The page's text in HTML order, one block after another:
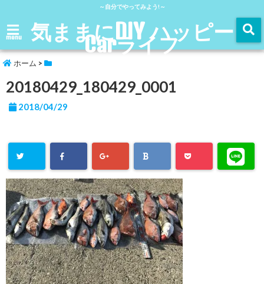
～自分でやってみよう!～
menu 気ままにDIY ハッピー
Carライフ
ホーム >
20180429_180429_0001
2018/04/29